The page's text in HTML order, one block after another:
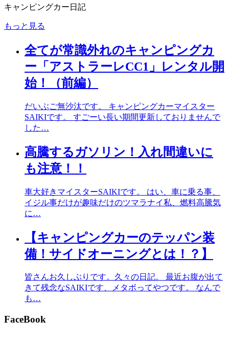
キャンピングカー日記
もっと見る
全てが常識外れのキャンピングカ
ー「アストラーレCC1」レンタル開
始！（前編）
だいぶご無沙汰です。 キャンピングカーマイスター
SAIKIです。 すごーい長い期間更新しておりませんで
した…
高騰するガソリン！入れ間違いに
も注意！！
車大好きマイスターSAIKIです。 はい、車に乗る事、
イジル事だけが趣味だけのツマラナイ私、燃料高騰気
に…
【キャンピングカーのテッパン装
備！サイドオーニングとは！？】
皆さんお久しぶりです。久々の日記。 最近お腹が出て
きて残念なSAIKIです、メタボってやつです。 なんで
も…
FaceBook